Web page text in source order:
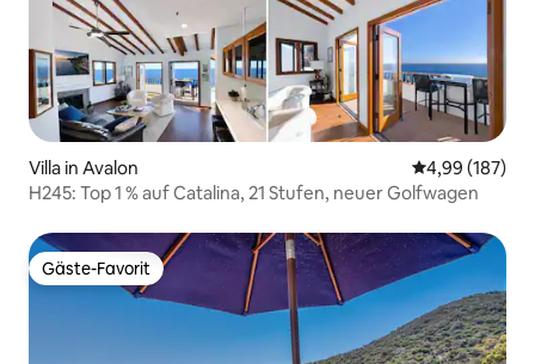
Villa in Avalon
4,99 (187)
H245: Top 1 % auf Catalina, 21 Stufen, neuer Golfwagen
Gäste-Favorit
Gäste-Favorit